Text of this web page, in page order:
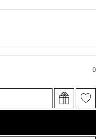
0